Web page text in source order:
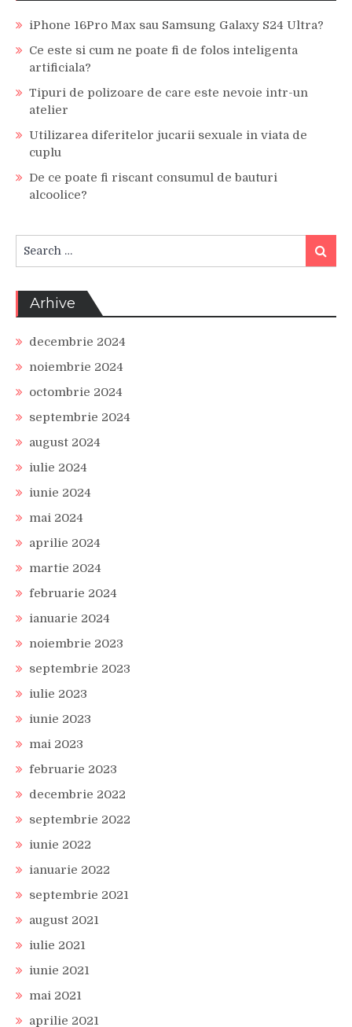
iPhone 16Pro Max sau Samsung Galaxy S24 Ultra?
Ce este si cum ne poate fi de folos inteligenta
artificiala?
Tipuri de polizoare de care este nevoie intr-un
atelier
Utilizarea diferitelor jucarii sexuale in viata de
cuplu
De ce poate fi riscant consumul de bauturi
alcoolice?
for:
Search
Arhive
decembrie 2024
noiembrie 2024
octombrie 2024
septembrie 2024
august 2024
iulie 2024
iunie 2024
mai 2024
aprilie 2024
martie 2024
februarie 2024
ianuarie 2024
noiembrie 2023
septembrie 2023
iulie 2023
iunie 2023
mai 2023
februarie 2023
decembrie 2022
septembrie 2022
iunie 2022
ianuarie 2022
septembrie 2021
august 2021
iulie 2021
iunie 2021
mai 2021
aprilie 2021